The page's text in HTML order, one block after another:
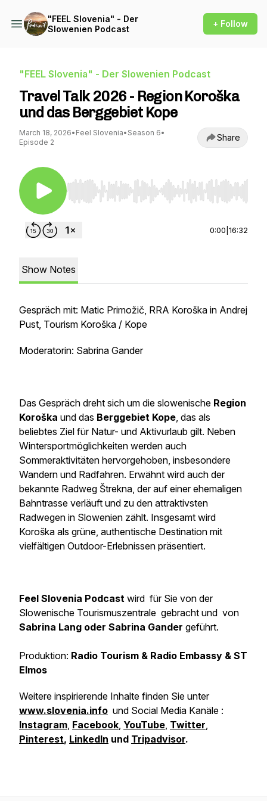
"FEEL Slovenia" - Der
Slowenien Podcast
+ Follow
"FEEL Slovenia" - Der Slowenien Podcast
Travel Talk 2026 - Region Koroška
und das Berggebiet Kope
March 18, 2026• Feel Slovenia• Season 6•
Episode 2
Share
Use Left/Right to seek, Home/End to jump to
0:00 16:32
Show Notes
Gespräch mit: Matic Primožič, RRA Koroška in Andrej
Pust, Tourism Koroška / Kope
Moderatorin: Sabrina Gander
Das Gespräch dreht sich um die slowenische Region
Koroška und das Berggebiet Kope, das als
beliebtes Ziel für Natur- und Aktivurlaub gilt. Neben
Wintersportmöglichkeiten werden auch
Sommeraktivitäten hervorgehoben, insbesondere
Wandern und Radfahren. Erwähnt wird auch der
bekannte Radweg Štrekna, der auf einer ehemaligen
Bahntrasse verläuft und zu den attraktivsten
Radwegen in Slowenien zählt. Insgesamt wird
Koroška als grüne, authentische Destination mit
vielfältigen Outdoor-Erlebnissen präsentiert.
Feel Slovenia Podcast wird für Sie von der
Slowenische Tourismuszentrale gebracht und von
Sabrina Lang oder Sabrina Gander geführt.
Produktion: Radio Tourism & Radio Embassy & ST
Elmos
Weitere inspirierende Inhalte finden Sie unter
www.slovenia.info und Social Media Kanäle :
Instagram, Facebook, YouTube, Twitter,
Pinterest, LinkedIn und Tripadvisor.